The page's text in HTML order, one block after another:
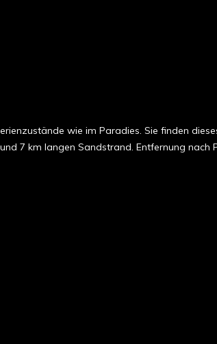
wie im Paradies. Sie finden
7 km langen Sandstrand. Entfernung nach